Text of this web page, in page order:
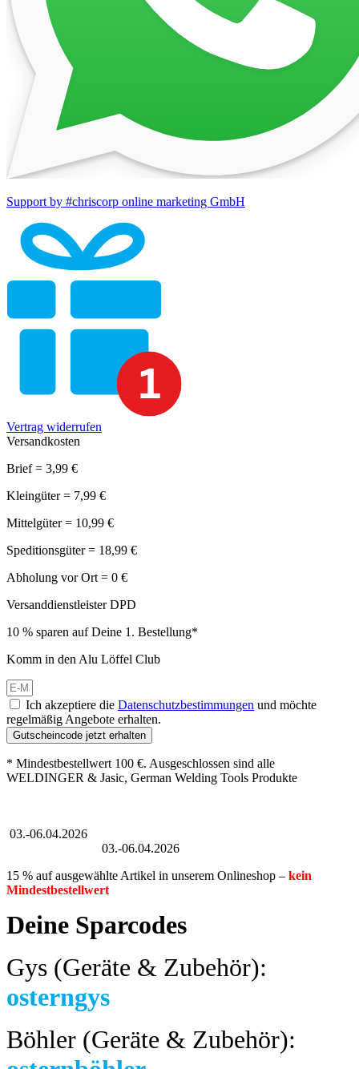
Support by #chriscorp online marketing GmbH
Vertrag widerrufen
Versandkosten
Brief = 3,99 €
Kleingüter = 7,99 €
Mittelgüter = 10,99 €
Speditionsgüter = 18,99 €
Abholung vor Ort = 0 €
Versanddienstleister DPD
10 % sparen auf Deine 1. Bestellung*
Komm in den Alu Löffel Club
Ich akzeptiere die Datenschutzbestimmungen und möchte
regelmäßig Angebote erhalten.
Gutscheincode jetzt erhalten
* Mindestbestellwert 100 €. Ausgeschlossen sind alle
WELDINGER & Jasic, German Welding Tools Produkte
03.-06.04.2026
03.-06.04.2026
15 % auf ausgewählte Artikel in unserem Onlineshop – kein
Mindestbestellwert
Deine Sparcodes
Gys (Geräte & Zubehör):
osterngys
Böhler (Geräte & Zubehör):